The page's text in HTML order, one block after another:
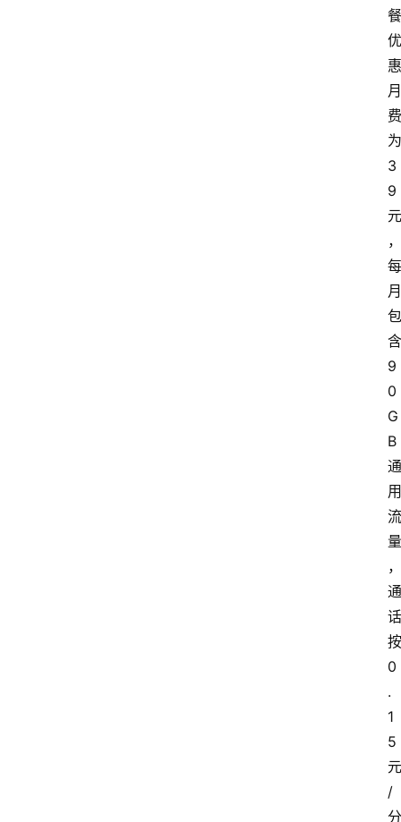
餐
优
惠
月
费
为
3
9
元
，
每
月
包
含
9
0
G
B
通
用
流
量
，
通
话
按
0
.
1
5
元
/
分